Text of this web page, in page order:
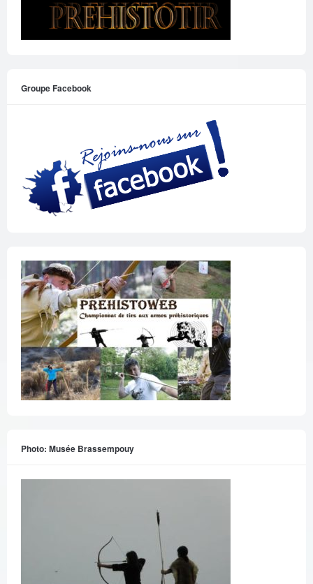
Groupe Facebook
Photo: Musée Brassempouy